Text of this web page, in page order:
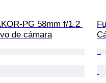
PG 58mm f/1.2
de cámara